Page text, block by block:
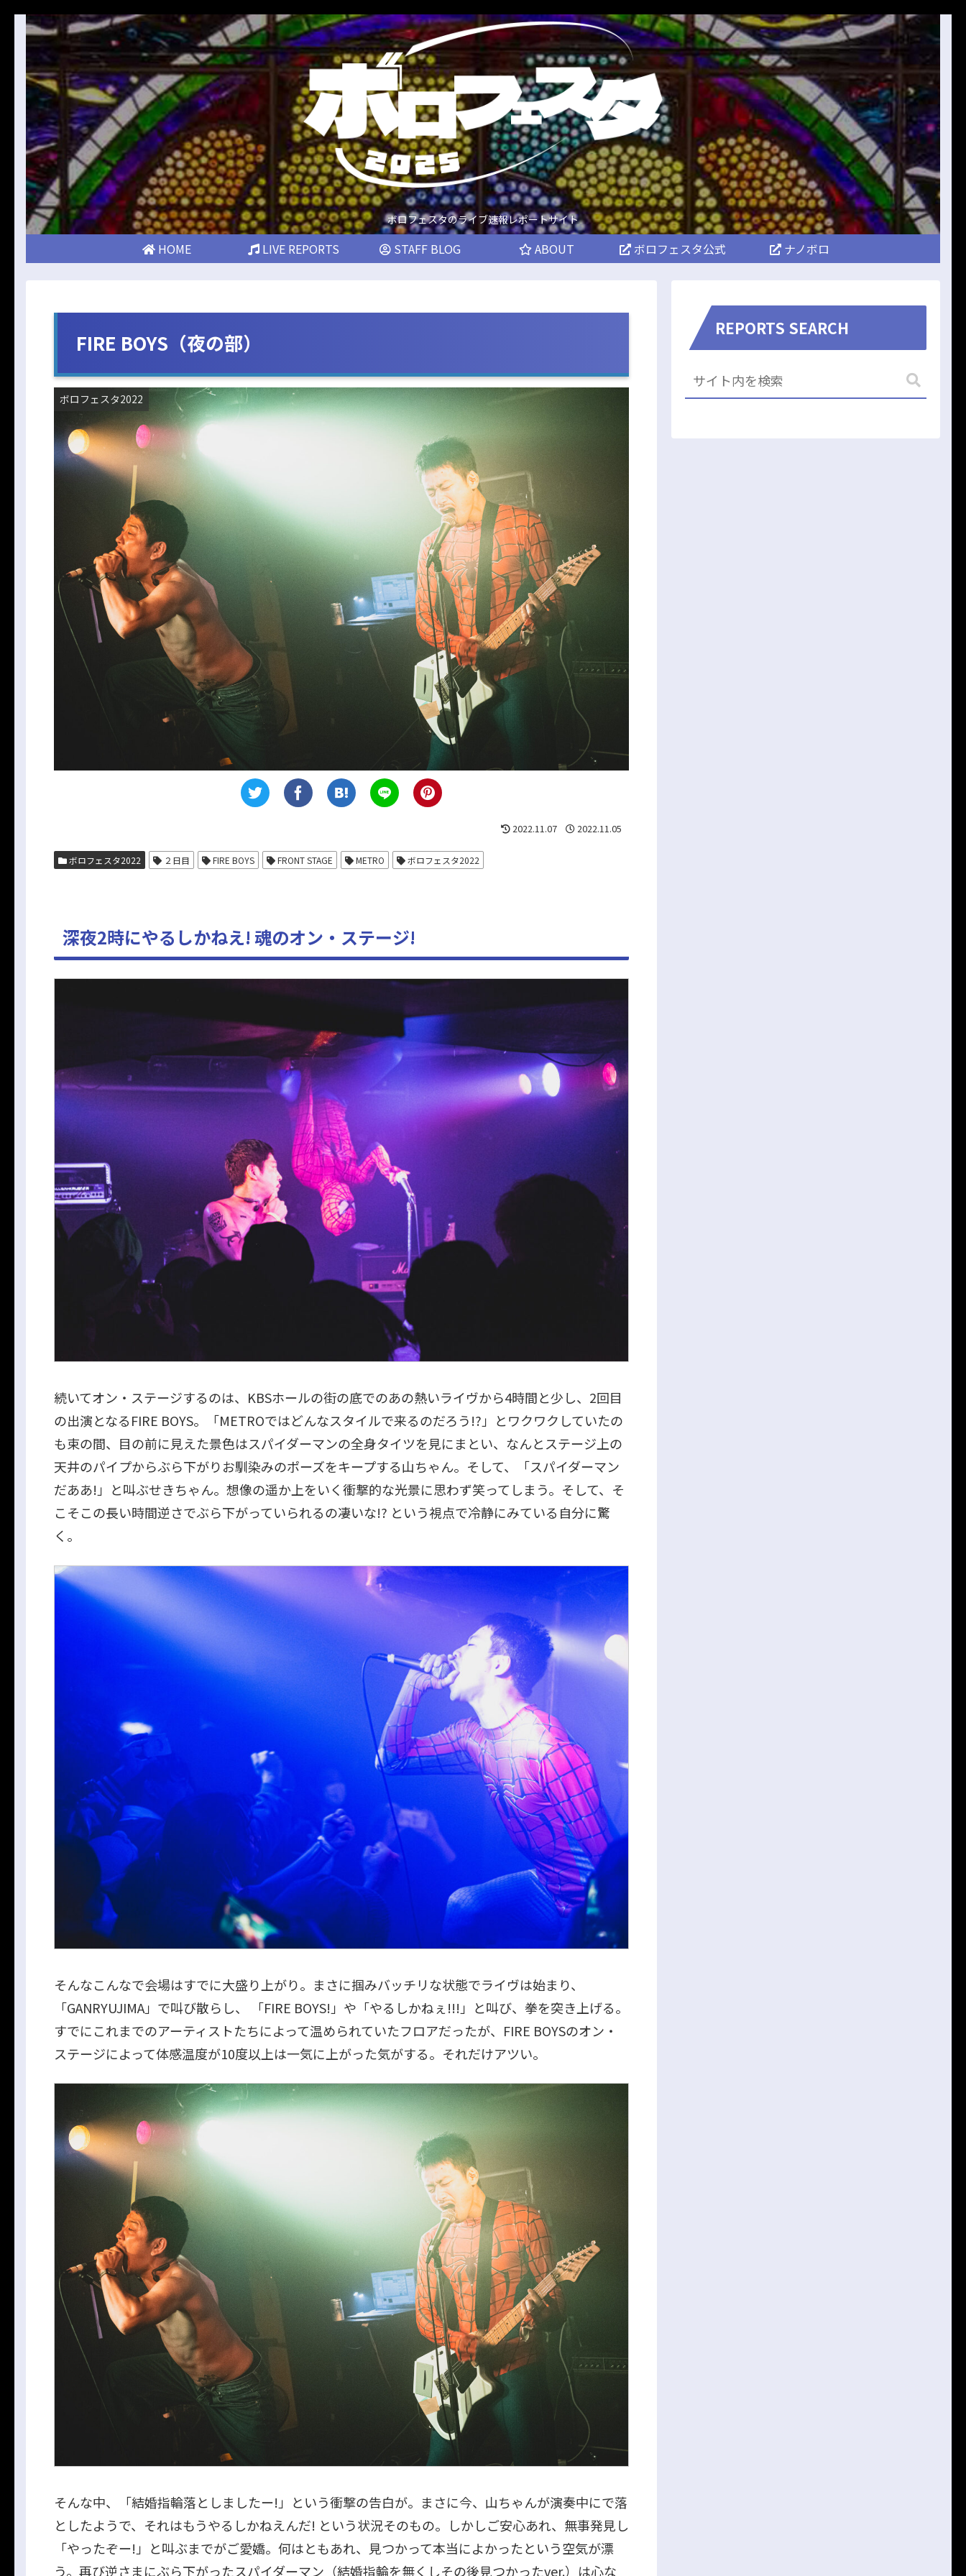
ボロフェスタのライブ速報レポートサイト
HOME LIVE REPORTS STAFF BLOG ABOUT ボロフェスタ公式 ナノボロ
FIRE BOYS（夜の部）
ボロフェスタ2022
2022.11.07 2022.11.05
ボロフェスタ2022 ２日目 FIRE BOYS FRONT STAGE METRO ボロフェスタ2022
深夜2時にやるしかねえ! 魂のオン・ステージ!
続いてオン・ステージするのは、KBSホールの街の底でのあの熱いライヴから4時間と少し、2回目
の出演となるFIRE BOYS。「METROではどんなスタイルで来るのだろう!?」とワクワクしていたの
も束の間、目の前に見えた景色はスパイダーマンの全身タイツを見にまとい、なんとステージ上の
天井のパイプからぶら下がりお馴染みのポーズをキープする山ちゃん。そして、「スパイダーマン
だああ!」と叫ぶせきちゃん。想像の遥か上をいく衝撃的な光景に思わず笑ってしまう。そして、そ
こそこの長い時間逆さでぶら下がっていられるの凄いな!? という視点で冷静にみている自分に驚
く。
そんなこんなで会場はすでに大盛り上がり。まさに掴みバッチリな状態でライヴは始まり、
「GANRYUJIMA」で叫び散らし、 「FIRE BOYS!」や「やるしかねぇ!!!」と叫び、拳を突き上げる。
すでにこれまでのアーティストたちによって温められていたフロアだったが、FIRE BOYSのオン・
ステージによって体感温度が10度以上は一気に上がった気がする。それだけアツい。
そんな中、「結婚指輪落としましたー!」という衝撃の告白が。まさに今、山ちゃんが演奏中にで落
としたようで、それはもうやるしかねえんだ! という状況そのもの。しかしご安心あれ、無事発見し
「やったぞー!」と叫ぶまでがご愛嬌。何はともあれ、見つかって本当によかったという空気が漂
う。再び逆さまにぶら下がったスパイダーマン（結婚指輪を無くしその後見つかったver.）は心な
REPORTS SEARCH